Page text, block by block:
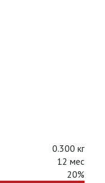
0.300 кг
12 мес
20%